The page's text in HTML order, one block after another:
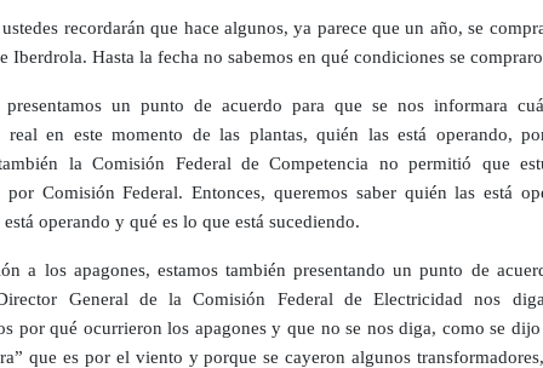
recordarán que hace algunos, ya parece que un año, se
Iberdrola. Hasta la fecha no sabemos en qué condiciones se
presentamos un punto de acuerdo para que se nos informara
real en este momento de las plantas, quién las está operando,
la Comisión Federal de Competencia no permitió que
por Comisión Federal. Entonces, queremos saber quién las está
operando y qué es lo que está sucediendo.
a los apagones, estamos también presentando un punto de
General de la Comisión Federal de Electricidad nos
por qué ocurrieron los apagones y que no se nos diga, como se
que es por el viento y porque se cayeron algunos